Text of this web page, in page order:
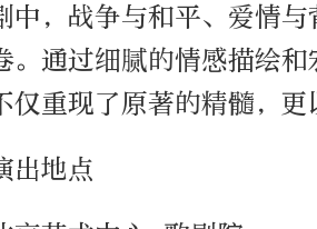
中，战争与和平、爱情
。通过细腻的情感描绘
仅重现了原著的精髓，更
出地点